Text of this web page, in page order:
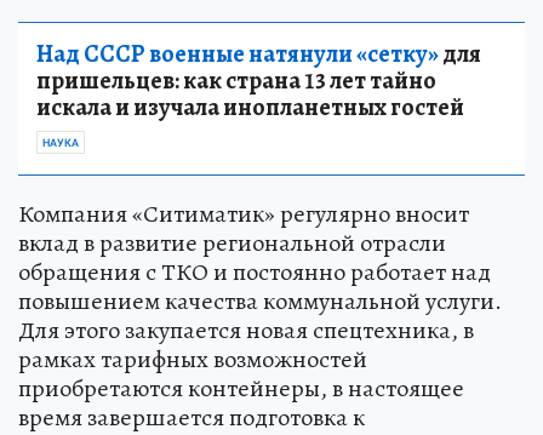
Над СССР военные натянули «сетку»для
пришельцев: как страна 13 лет тайно
искала и изучала инопланетных гостей
НАУКА
Компания «Ситиматик» регулярно вносит
вклад в развитие региональной отрасли
обращения с ТКО и постоянно работает над
повышением качества коммунальной услуги.
Для этого закупается новая спецтехника, в
рамках тарифных возможностей
приобретаются контейнеры, в настоящее
время завершается подготовка к